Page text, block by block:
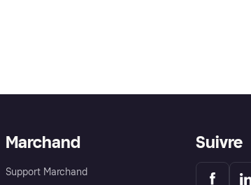
Marchand
Support Marchand
Suivre